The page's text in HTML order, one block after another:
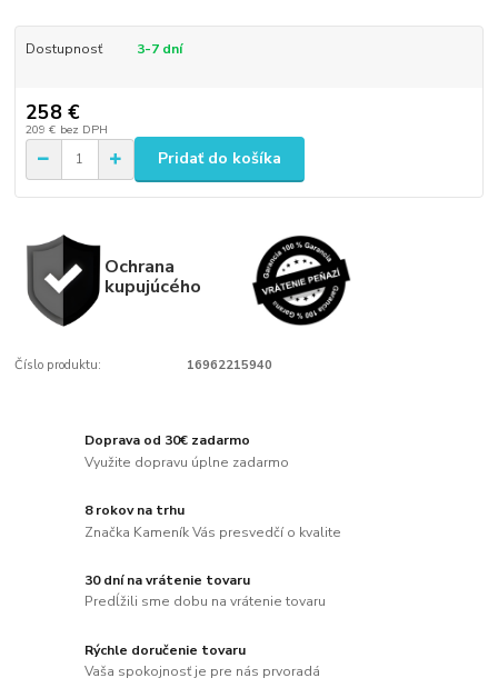
Dostupnosť 3-7 dní
258 €
209 € bez DPH
Pridať do košíka
Ochrana
kupujúcého
Číslo produktu: 16962215940
Doprava od 30€ zadarmo
Využite dopravu úplne zadarmo
8 rokov na trhu
Značka Kameník Vás presvedčí o kvalite
30 dní na vrátenie tovaru
Predĺžili sme dobu na vrátenie tovaru
Rýchle doručenie tovaru
Vaša spokojnosť je pre nás prvoradá